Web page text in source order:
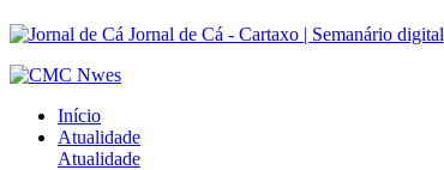
Jornal de Cá - Cartaxo | Semanário digital
Início
Atualidade
Atualidade